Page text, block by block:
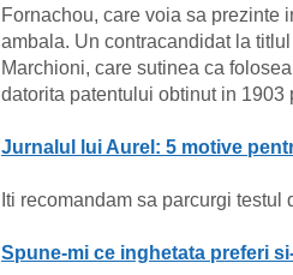
Fornachou, care voia sa prezinte
ambala. Un contracandidat la
Marchioni, care sutinea ca
datorita patentului obtinut in 1903
Jurnalul lui Aurel: 5 motive
Iti recomandam sa parcurgi testul
Spune-mi ce inghetata preferi